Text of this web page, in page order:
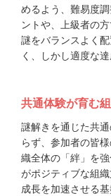
めるよう、難易度
ントや、上級者の
謎をバランスよく
く、しかし適度な
共通体験が育む
謎解きを通じた共
らず、参加者の皆
織全体の「絆」を
がポジティブな組
成長を加速させる基